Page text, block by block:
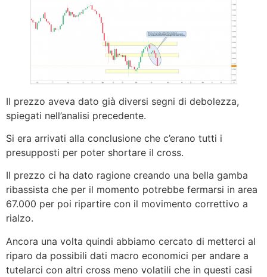
Il prezzo aveva dato già diversi segni di debolezza,
spiegati nell’analisi precedente.
Si era arrivati alla conclusione che c’erano tutti i
presupposti per poter shortare il cross.
Il prezzo ci ha dato ragione creando una bella gamba
ribassista che per il momento potrebbe fermarsi in area
67.000 per poi ripartire con il movimento correttivo a
rialzo.
Ancora una volta quindi abbiamo cercato di metterci al
riparo da possibili dati macro economici per andare a
tutelarci con altri cross meno volatili che in questi casi